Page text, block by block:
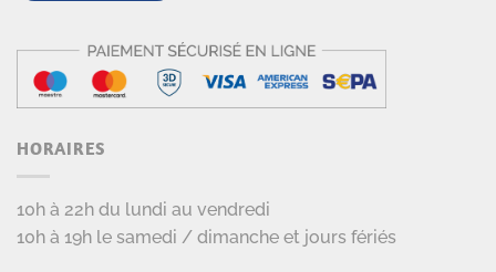
HORAIRES
10h à 22h du lundi au vendredi
10h à 19h le samedi / dimanche et jours fériés